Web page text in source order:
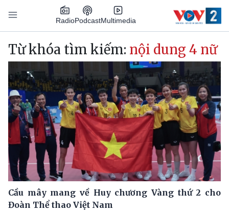
Nhảy đến nội dung
RadioPodcastMultimedia
Main navigation
Từ khóa tìm kiếm: nội dung 4 nữ
Cầu mây mang về Huy chương Vàng thứ 2 cho
Đoàn Thể thao Việt Nam